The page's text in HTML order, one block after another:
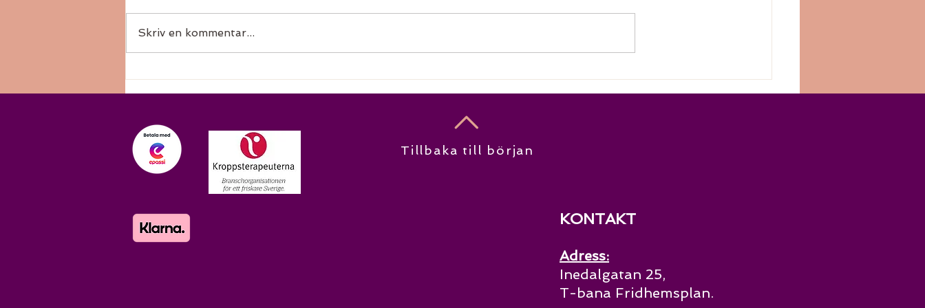
Augusti
shamansk healing,
Skriv en kommentar...
Tillbaka till början
KONTAKT
Adress:
Inedalgatan 25,
T-bana Fridhemsplan.